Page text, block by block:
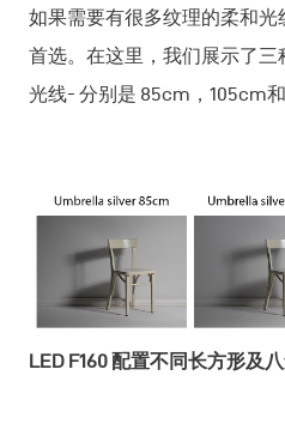
如果需要有很多纹理的柔和
首选。在这里，我们展示了
光线- 分别是 85cm，105cm和
LED F160 配置不同长方形及